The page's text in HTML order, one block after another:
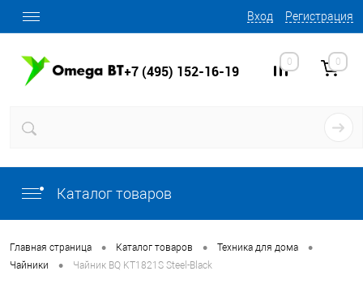
Вход Регистрация
+7 (495) 152-16-19
0 0
Каталог товаров
Главная страница • Каталог товаров • Техника для дома •
Чайники • Чайник BQ KT1821S Steel-Black